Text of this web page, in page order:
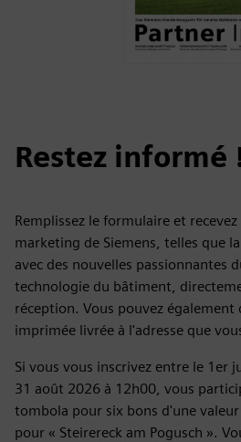
Restez informé
Remplissez le formulaire et
marketing de Siemens, telles que
avec des nouvelles passionnantes
technologie du bâtiment,
réception. Vous pouvez également
imprimée livrée à l'adresse que
Si vous vous inscrivez entre le 1er
31 août 2026 à 12h00, vous
tombola pour six bons d'une
pour « Steirereck am Pogusch ».